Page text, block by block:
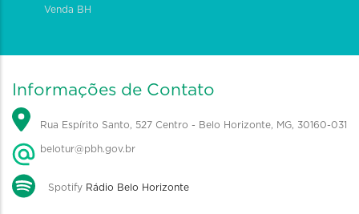
Venda BH
Informações de Contato
Rua Espírito Santo, 527 Centro - Belo Horizonte, MG, 30160-031
belotur@pbh.gov.br
Spotify Rádio Belo Horizonte